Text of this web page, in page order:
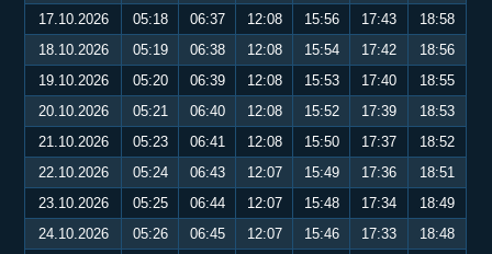
17.10.2026
05:18 06:37 12:08 15:56 17:43
18:58
18.10.2026
05:19 06:38 12:08 15:54 17:42
18:56
19.10.2026
05:20 06:39 12:08 15:53 17:40
18:55
20.10.2026
05:21 06:40 12:08 15:52 17:39
18:53
21.10.2026
05:23 06:41 12:08 15:50 17:37
18:52
22.10.2026
05:24 06:43 12:07 15:49 17:36
18:51
23.10.2026
05:25 06:44 12:07 15:48 17:34
18:49
24.10.2026
05:26 06:45 12:07 15:46 17:33
18:48